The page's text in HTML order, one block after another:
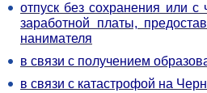
отпуск без сохранения или
заработной платы,
нанимателя
в связи с получением
в связи с катастрофой на